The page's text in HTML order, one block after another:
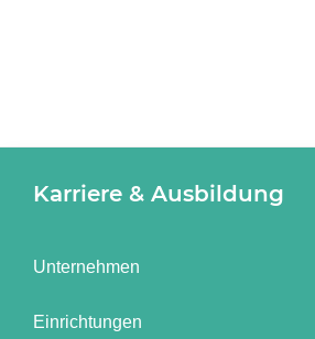
Karriere & Ausbildung
Unternehmen
Einrichtungen